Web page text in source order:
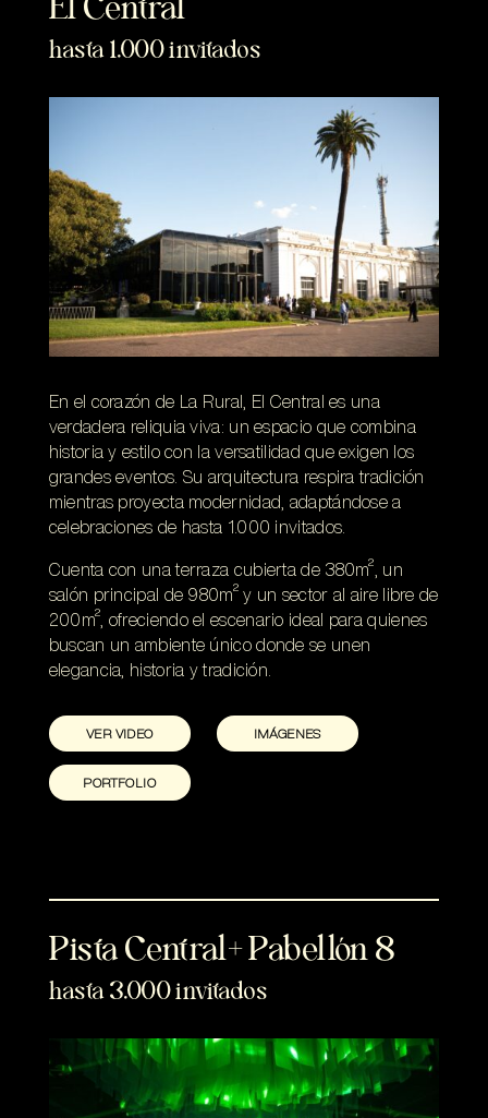
hasta 1.000 invitados
En el corazón de La Rural, El Central es una
verdadera reliquia viva: un espacio que combina
historia y estilo con la versatilidad que exigen los
grandes eventos. Su arquitectura respira tradición
mientras proyecta modernidad, adaptándose a
celebraciones de hasta 1.000 invitados.
Cuenta con una terraza cubierta de 380m², un
salón principal de 980m² y un sector al aire libre de
200m², ofreciendo el escenario ideal para quienes
buscan un ambiente único donde se unen
elegancia, historia y tradición.
VER VIDEO IMÁGENES
PORTFOLIO
Pista Central+ Pabellón 8
hasta 3.000 invitados